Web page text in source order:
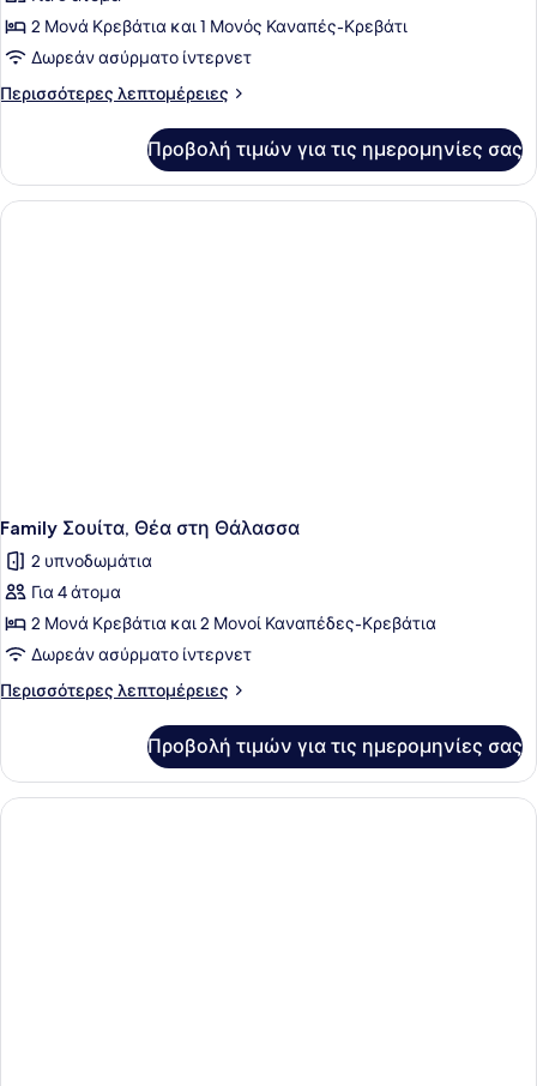
2 Μονά Κρεβάτια και 1 Μονός Καναπές-Κρεβάτι
Δωρεάν ασύρματο ίντερνετ
Περισσότερες λεπτομέρειες
Περισσότερες
Δωμάτιο,
Θέα
στη
Προβολή τιμών για τις ημερομηνίες σας
Family Σουίτα, Θέα στη Θάλασσα
2 υπνοδωμάτια
Για 4 άτομα
2 Μονά Κρεβάτια και 2 Μονοί Καναπέδες-Κρεβάτια
Δωρεάν ασύρματο ίντερνετ
Περισσότερες λεπτομέρειες
Περισσότερες
Σουίτα,
Θέα
στη
Προβολή τιμών για τις ημερομηνίες σας